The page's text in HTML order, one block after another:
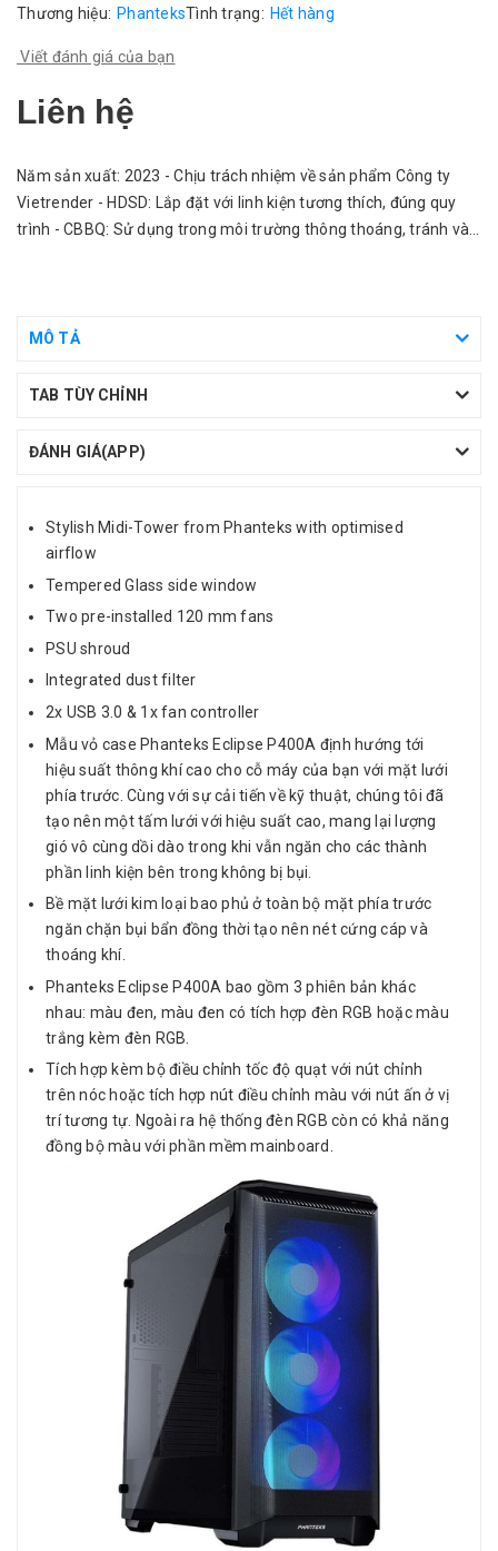
Thương hiệu: PhanteksTình trạng: Hết hàng
Viết đánh giá của bạn
Liên hệ
Năm sản xuất: 2023 - Chịu trách nhiệm về sản phẩm Công ty
Vietrender - HDSD: Lắp đặt với linh kiện tương thích, đúng quy
trình - CBBQ: Sử dụng trong môi trường thông thoáng, tránh vào
MÔ TẢ
TAB TÙY CHỈNH
ĐÁNH GIÁ(APP)
Stylish Midi-Tower from Phanteks with optimised
airflow
Tempered Glass side window
Two pre-installed 120 mm fans
PSU shroud
Integrated dust filter
2x USB 3.0 & 1x fan controller
Mẫu vỏ case Phanteks Eclipse P400A định hướng tới
hiệu suất thông khí cao cho cỗ máy của bạn với mặt lưới
phía trước. Cùng với sự cải tiến về kỹ thuật, chúng tôi đã
tạo nên một tấm lưới với hiệu suất cao, mang lại lượng
gió vô cùng dồi dào trong khi vẫn ngăn cho các thành
phần linh kiện bên trong không bị bụi.
Bề mặt lưới kim loại bao phủ ở toàn bộ mặt phía trước
ngăn chặn bụi bẩn đồng thời tạo nên nét cứng cáp và
thoáng khí.
Phanteks Eclipse P400A bao gồm 3 phiên bản khác
nhau: màu đen, màu đen có tích hợp đèn RGB hoặc màu
trắng kèm đèn RGB.
Tích hợp kèm bộ điều chỉnh tốc độ quạt với nút chỉnh
trên nóc hoặc tích hợp nút điều chỉnh màu với nút ấn ở vị
trí tương tự. Ngoài ra hệ thống đèn RGB còn có khả năng
đồng bộ màu với phần mềm mainboard.